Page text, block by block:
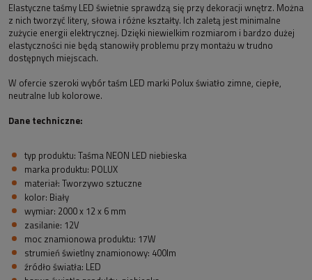
Elastyczne taśmy LED świetnie sprawdzą się przy dekoracji wnętrz. Można
z nich tworzyć litery, słowa i różne kształty. Ich zaletą jest minimalne
zużycie energii elektrycznej. Dzięki niewielkim rozmiarom i bardzo dużej
elastyczności nie będą stanowiły problemu przy montażu w trudno
dostępnych miejscach.
W ofercie szeroki wybór taśm LED marki Poluxświatło zimne, ciepłe,
neutralne lub kolorowe.
Dane techniczne:
typ produktu: Taśma NEON LED niebieska
marka produktu: POLUX
materiał: Tworzywo sztuczne
kolor: Biały
wymiar: 2000 x 12 x 6 mm
zasilanie: 12V
moc znamionowa produktu: 17W
strumień świetlny znamionowy: 400lm
źródło światła: LED